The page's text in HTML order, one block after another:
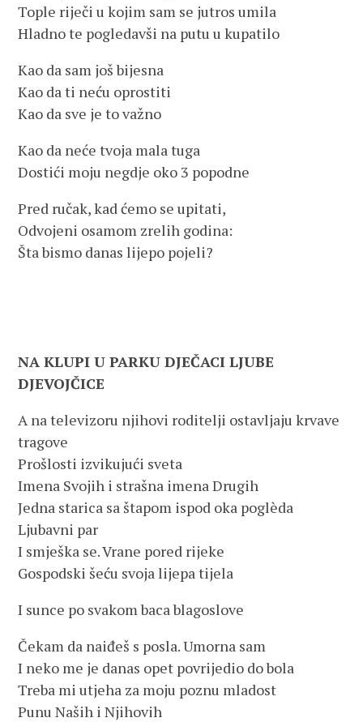
Tople riječi u kojim sam se jutros umila
Hladno te pogledavši na putu u kupatilo
Kao da sam još bijesna
Kao da ti neću oprostiti
Kao da sve je to važno
Kao da neće tvoja mala tuga
Dostići moju negdje oko 3 popodne
Pred ručak, kad ćemo se upitati,
Odvojeni osamom zrelih godina:
Šta bismo danas lijepo pojeli?
NA KLUPI U PARKU DJEČACI LJUBE
DJEVOJČICE
A na televizoru njihovi roditelji ostavljaju krvave
tragove
Prošlosti izvikujući sveta
Imena Svojih i strašna imena Drugih
Jedna starica sa štapom ispod oka poglèda
Ljubavni par
I smješka se. Vrane pored rijeke
Gospodski šeću svoja lijepa tijela
I sunce po svakom baca blagoslove
Čekam da naiđeš s posla. Umorna sam
I neko me je danas opet povrijedio do bola
Treba mi utjeha za moju poznu mladost
Punu Naših i Njihovih